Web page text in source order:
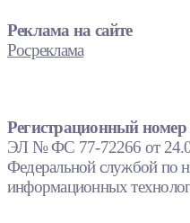
Реклама на сайте
Росреклама
Регистрационный номер
ЭЛ № ФС 77-72266 от
Федеральной службой по
информационных